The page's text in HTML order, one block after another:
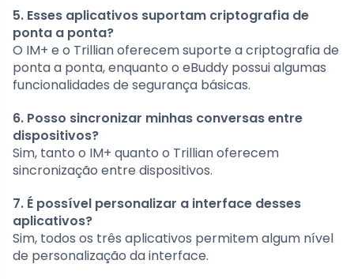
5. Esses aplicativos suportam criptografia de
ponta a ponta?
O IM+ e o Trillian oferecem suporte a criptografia de
ponta a ponta, enquanto o eBuddy possui algumas
funcionalidades de segurança básicas.
6. Posso sincronizar minhas conversas entre
dispositivos?
Sim, tanto o IM+ quanto o Trillian oferecem
sincronização entre dispositivos.
7. É possível personalizar a interface desses
aplicativos?
Sim, todos os três aplicativos permitem algum nível
de personalização da interface.